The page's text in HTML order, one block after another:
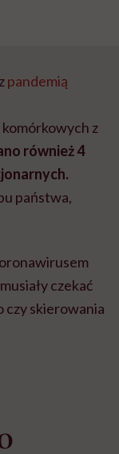
pandemią
z
również 4
państwa,
czekać
czy skierowania